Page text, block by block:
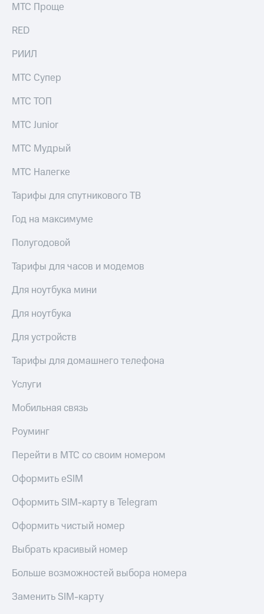
МТС Проще
RED
РИИЛ
МТС Супер
МТС ТОП
МТС Junior
МТС Мудрый
МТС Налегке
Тарифы для спутникового ТВ
Год на максимуме
Полугодовой
Тарифы для часов и модемов
Для ноутбука мини
Для ноутбука
Для устройств
Тарифы для домашнего телефона
Услуги
Мобильная связь
Роуминг
Перейти в МТС со своим номером
Оформить eSIM
Оформить SIM-карту в Telegram
Оформить чистый номер
Выбрать красивый номер
Больше возможностей выбора номера
Заменить SIM-карту